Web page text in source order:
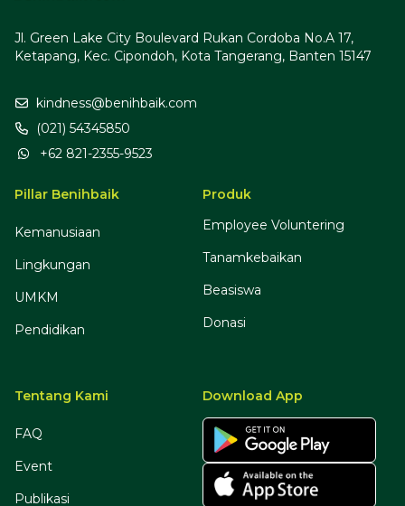
Jl. Green Lake City Boulevard Rukan Cordoba No.A 17,
Ketapang, Kec. Cipondoh, Kota Tangerang, Banten 15147
kindness@benihbaik.com
(021) 54345850
+62 821-2355-9523
Pillar Benihbaik
Kemanusiaan
Lingkungan
UMKM
Pendidikan
Produk
Employee Voluntering
Tanamkebaikan
Beasiswa
Donasi
Tentang Kami
FAQ
Event
Publikasi
Download App